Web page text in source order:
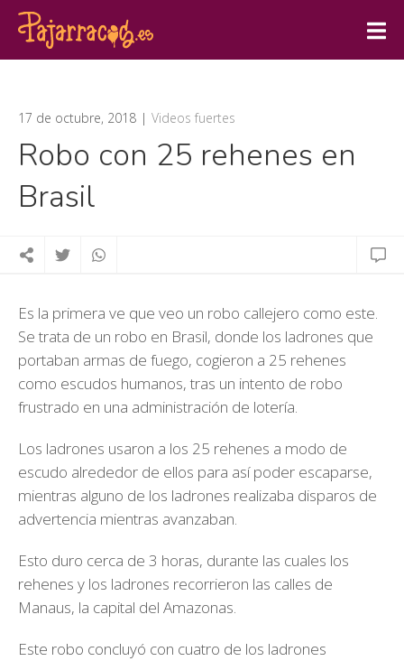
17 de octubre, 2018 Videos fuertes
Robo con 25 rehenes en
Brasil
Es la primera ve que veo un robo callejero como este.
Se trata de un robo en Brasil, donde los ladrones que
portaban armas de fuego, cogieron a 25 rehenes
como escudos humanos, tras un intento de robo
frustrado en una administración de lotería.
Los ladrones usaron a los 25 rehenes a modo de
escudo alrededor de ellos para así poder escaparse,
mientras alguno de los ladrones realizaba disparos de
advertencia mientras avanzaban.
Esto duro cerca de 3 horas, durante las cuales los
rehenes y los ladrones recorrieron las calles de
Manaus, la capital del Amazonas.
Este robo concluyó con cuatro de los ladrones